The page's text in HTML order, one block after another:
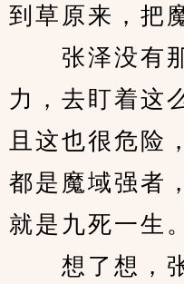
到草原来，把
张泽没有那
力，去盯着这
且这也很危险
都是魔域强者
就是九死一生。
想了想，张